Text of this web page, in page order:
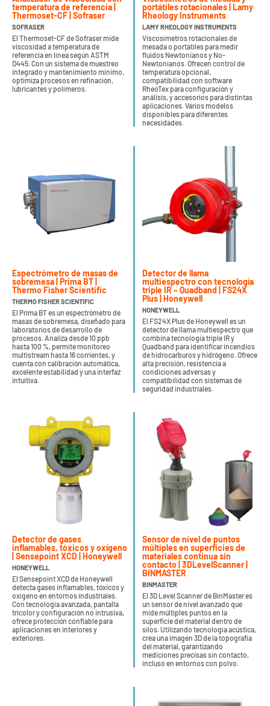
temperatura de referencia |
Thermoset-CF | Sofraser
SOFRASER
El Thermoset-CF de Sofraser mide
viscosidad a temperatura de
referencia en línea según ASTM
D445. Con un sistema de muestreo
integrado y mantenimiento mínimo,
optimiza procesos en refinación,
lubricantes y polímeros.
portátiles rotacionales | Lamy
Rheology Instruments
LAMY RHEOLOGY INSTRUMENTS
Viscosímetros rotacionales de
mesada o portátiles para medir
fluidos Newtonianos y No-
Newtonianos. Ofrecen control de
temperatura opcional,
compatibilidad con software
RheoTex para configuración y
análisis, y accesorios para distintas
aplicaciones. Varios modelos
disponibles para diferentes
necesidades.
Espectrómetro de masas de
sobremesa | Prima BT |
Thermo Fisher Scientific
THERMO FISHER SCIENTIFIC
El Prima BT es un espectrómetro de
masas de sobremesa, diseñado para
laboratorios de desarrollo de
procesos. Analiza desde 10 ppb
hasta 100 %, permite monitoreo
multistream hasta 16 corrientes, y
cuenta con calibración automática,
excelente estabilidad y una interfaz
intuitiva.
Detector de llama
multiespectro con tecnología
triple IR – Quadband | FS24X
Plus | Honeywell
HONEYWELL
El FS24X Plus de Honeywell es un
detector de llama multiespectro que
combina tecnología triple IR y
Quadband para identificar incendios
de hidrocarburos y hidrógeno. Ofrece
alta precisión, resistencia a
condiciones adversas y
compatibilidad con sistemas de
seguridad industriales.
Detector de gases
inflamables, tóxicos y oxígeno
| Sensepoint XCD | Honeywell
HONEYWELL
El Sensepoint XCD de Honeywell
detecta gases inflamables, tóxicos y
oxígeno en entornos industriales.
Con tecnología avanzada, pantalla
tricolor y configuración no intrusiva,
ofrece protección confiable para
aplicaciones en interiores y
exteriores.
Sensor de nivel de puntos
múltiples en superficies de
materiales continua sin
contacto | 3DLevelScanner |
BINMASTER
BINMASTER
El 3D Level Scanner de BinMaster es
un sensor de nivel avanzado que
mide múltiples puntos en la
superficie del material dentro de
silos. Utilizando tecnología acústica,
crea una imagen 3D de la topografía
del material, garantizando
mediciones precisas sin contacto,
incluso en entornos con polvo.